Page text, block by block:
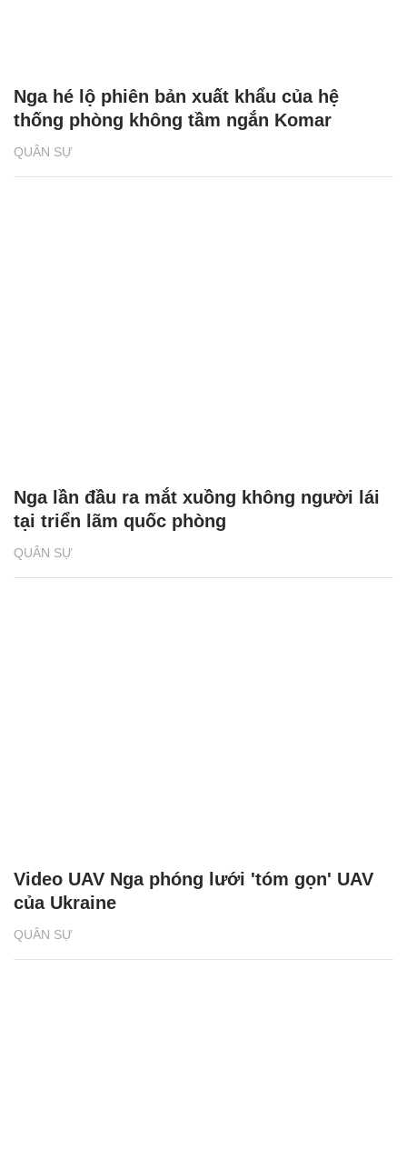
QUÂN SỰ
Nga hé lộ phiên bản xuất khẩu của hệ
thống phòng không tầm ngắn Komar
QUÂN SỰ
Nga lần đầu ra mắt xuồng không người lái
tại triển lãm quốc phòng
QUÂN SỰ
Video UAV Nga phóng lưới 'tóm gọn' UAV
của Ukraine